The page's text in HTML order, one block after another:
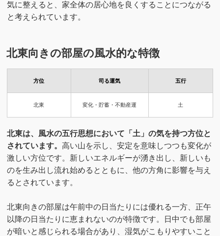
気に整えると、家全体の居心地を良くすることにつながる
と考えられています。
北東向きの部屋の風水的な特徴
方位 司る運気 五行
北東 変化・貯蓄・不動産運 土
北東は、風水の五行思想において「土」の気を持つ方位と
されています。 高い山を示し、安定を意味しつつも変化が
激しい方位です。新しいエネルギーが湧き出し、新しいも
のを生み出し流れ始めるとともに、他の方角に影響を与え
るとされています。
北東向きの部屋は午前中の日当たりには優れる一方、正午
以降の日当たりに恵まれないのが特徴です。日中でも部屋
が暗いと感じられる場合があり、湿気がこもりやすいこと